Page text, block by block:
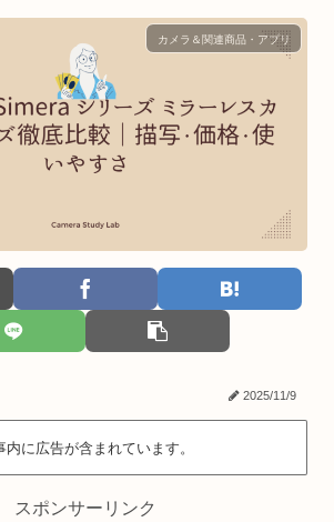
カメラ＆関連商品・アプリ
2025/11/9
内に広告が含まれています。
スポンサーリンク